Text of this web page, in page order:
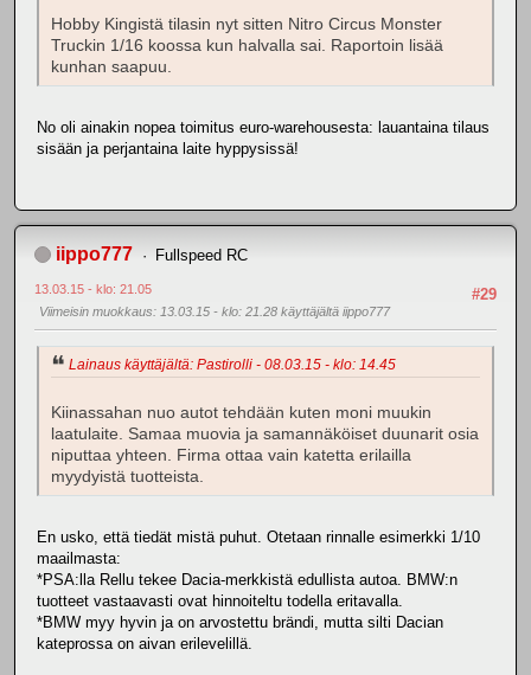
Hobby Kingistä tilasin nyt sitten Nitro Circus Monster
Truckin 1/16 koossa kun halvalla sai. Raportoin lisää
kunhan saapuu.
No oli ainakin nopea toimitus euro-warehousesta: lauantaina tilaus
sisään ja perjantaina laite hyppysissä!
iippo777 Fullspeed RC
#29
13.03.15 - klo: 21.05
Viimeisin muokkaus: 13.03.15 - klo: 21.28 käyttäjältä iippo777
Lainaus käyttäjältä: Pastirolli - 08.03.15 - klo: 14.45
Kiinassahan nuo autot tehdään kuten moni muukin
laatulaite. Samaa muovia ja samannäköiset duunarit osia
niputtaa yhteen. Firma ottaa vain katetta erilailla
myydyistä tuotteista.
En usko, että tiedät mistä puhut. Otetaan rinnalle esimerkki 1/10
maailmasta:
*PSA:lla Rellu tekee Dacia-merkkistä edullista autoa. BMW:n
tuotteet vastaavasti ovat hinnoiteltu todella eritavalla.
*BMW myy hyvin ja on arvostettu brändi, mutta silti Dacian
kateprossa on aivan erilevelillä.